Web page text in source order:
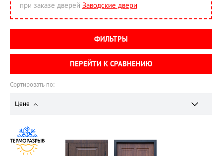
Сортировать по:
Цене
при заказе дверей Заводские двери
ФИЛЬТРЫ
ПЕРЕЙТИ К СРАВНЕНИЮ